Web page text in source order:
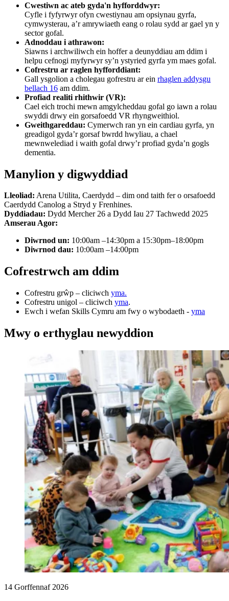
Cwestiwn ac ateb gyda'n hyfforddwyr:
Cyfle i fyfyrwyr ofyn cwestiynau am opsiynau gyrfa,
cymwysterau, a’r amrywiaeth eang o rolau sydd ar gael yn y
sector gofal.
Adnoddau i athrawon:
Siawns i archwiliwch ein hoffer a deunyddiau am ddim i
helpu cefnogi myfyrwyr sy’n ystyried gyrfa ym maes gofal.
Cofrestru ar raglen hyfforddiant:
Gall ysgolion a cholegau gofrestru ar ein rhaglen addysgu
bellach 16 am ddim.
Profiad realiti rhithwir (VR):
Cael eich trochi mewn amgylcheddau gofal go iawn a rolau
swyddi drwy ein gorsafoedd VR rhyngweithiol.
Gweithgareddau: Cymerwch ran yn ein cardiau gyrfa, yn
greadigol gyda’r gorsaf bwrdd hwyliau, a chael
mewnwelediad i waith gofal drwy’r profiad gyda’n gogls
dementia.
Manylion y digwyddiad
Lleoliad: Arena Utilita, Caerdydd – dim ond taith fer o orsafoedd
Caerdydd Canolog a Stryd y Frenhines.
Dyddiadau: Dydd Mercher 26 a Dydd Iau 27 Tachwedd 2025
Amserau Agor:
Diwrnod un: 10:00am –14:30pm a 15:30pm–18:00pm
Diwrnod dau: 10:00am –14:00pm
Cofrestrwch am ddim
Cofrestru grŵp – cliciwch yma.
Cofrestru unigol – cliciwch yma.
Ewch i wefan Skills Cymru am fwy o wybodaeth - yma
Mwy o erthyglau newyddion
14 Gorffennaf 2026